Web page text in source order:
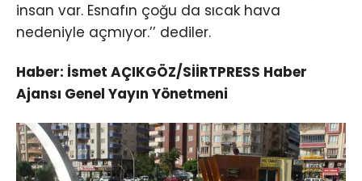
insan var. Esnafın çoğu da sıcak hava
nedeniyle açmıyor.’’ dediler.
Haber: İsmet AÇIKGÖZ/SİİRTPRESS Haber
Ajansı Genel Yayın Yönetmeni